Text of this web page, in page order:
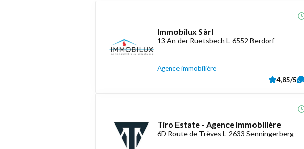
Immobilux Sàrl
13 An der Ruetsbech L-6552 Berdorf
Agence immobilière
4,85/5
Tiro Estate - Agence Immobilière
6D Route de Trèves L-2633 Senningerberg